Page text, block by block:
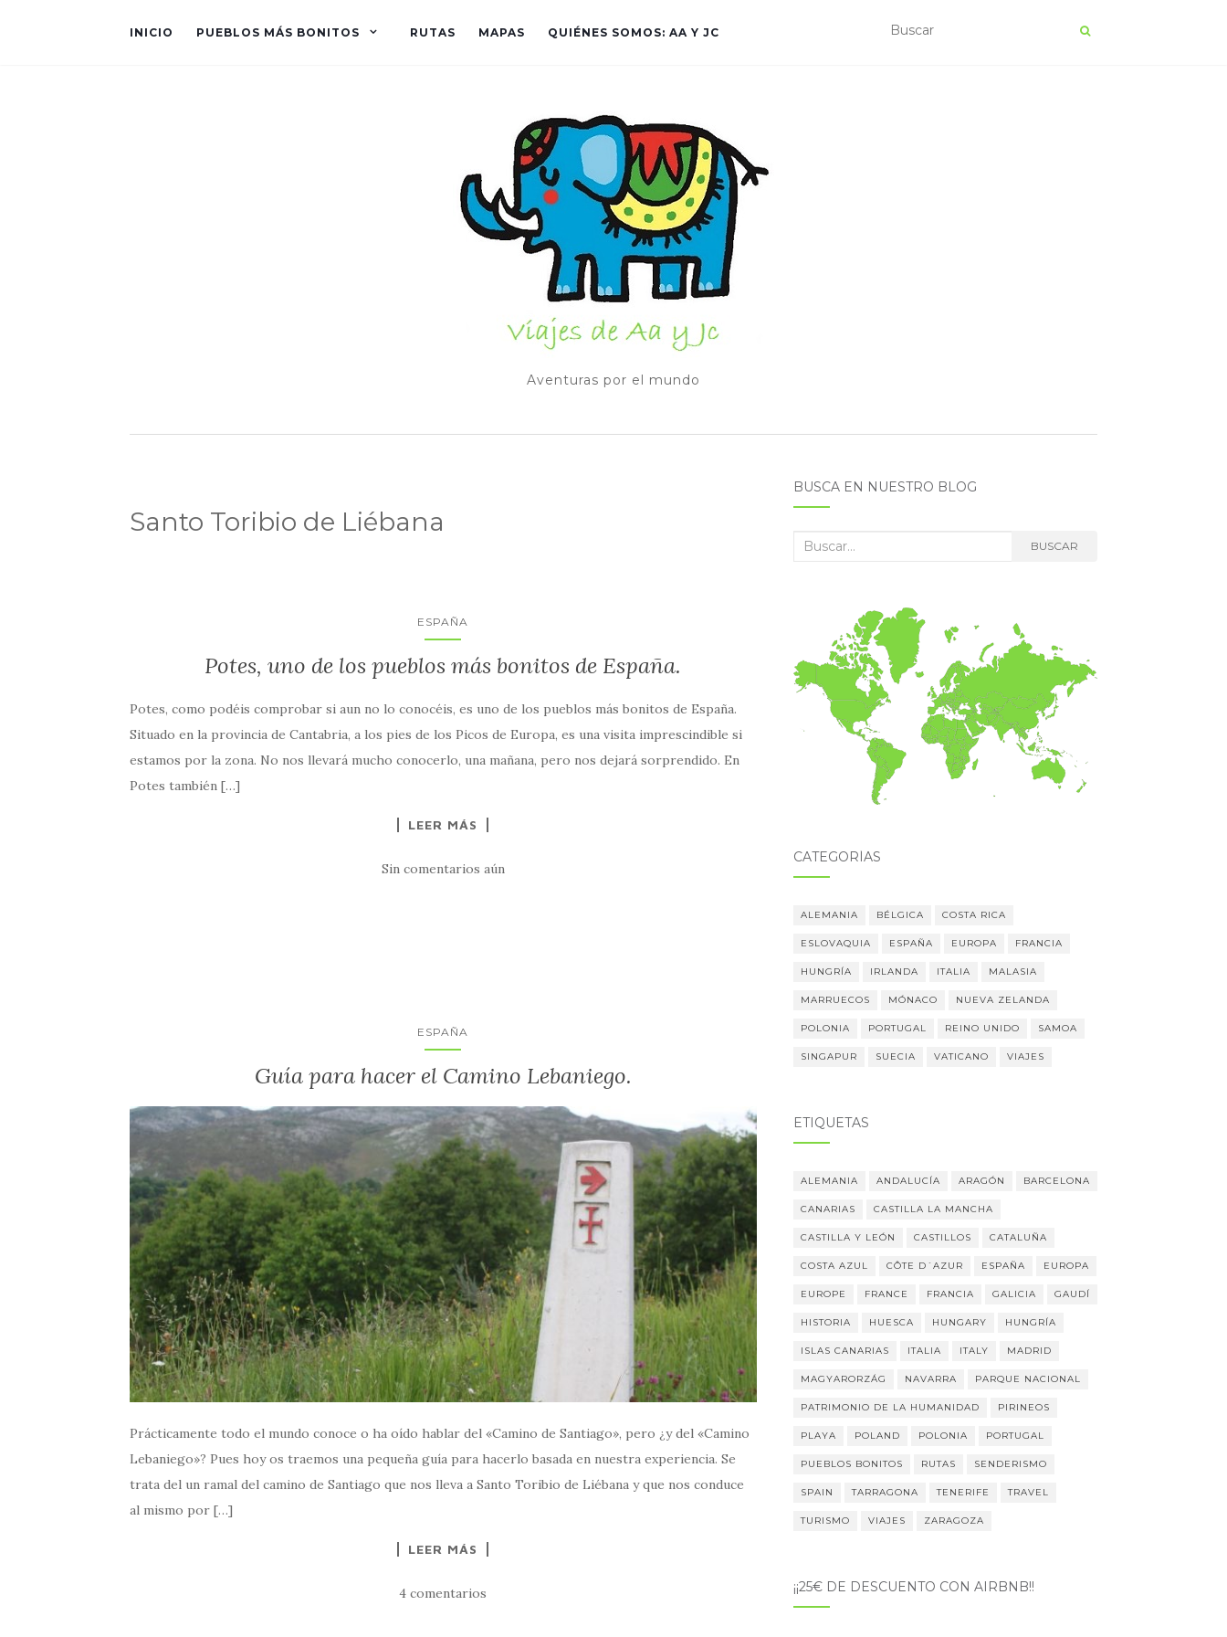
INICIO PUEBLOS MÁS BONITOS RUTAS MAPAS QUIÉNES SOMOS: AA Y JC
Aventuras por el mundo
Santo Toribio de Liébana
ESPAÑA
Potes, uno de los pueblos más bonitos de España.
Potes, como podéis comprobar si aun no lo conocéis, es uno de los pueblos más bonitos de España.
Situado en la provincia de Cantabria, a los pies de los Picos de Europa, es una visita imprescindible si
estamos por la zona. No nos llevará mucho conocerlo, una mañana, pero nos dejará sorprendido. En
Potes también […]
LEER MÁS
Sin comentarios aún
ESPAÑA
Guía para hacer el Camino Lebaniego.
Prácticamente todo el mundo conoce o ha oído hablar del «Camino de Santiago», pero ¿y del «Camino
Lebaniego»? Pues hoy os traemos una pequeña guía para hacerlo basada en nuestra experiencia. Se
trata del un ramal del camino de Santiago que nos lleva a Santo Toribio de Liébana y que nos conduce
al mismo por […]
LEER MÁS
4 comentarios
BUSCA EN NUESTRO BLOG
Buscar: BUSCAR
CATEGORÍAS
ALEMANIA BÉLGICA COSTA RICA
ESLOVAQUIA ESPAÑA EUROPA FRANCIA
HUNGRÍA IRLANDA ITALIA MALASIA
MARRUECOS MÓNACO NUEVA ZELANDA
POLONIA PORTUGAL REINO UNIDO SAMOA
SINGAPUR SUECIA VATICANO VIAJES
ETIQUETAS
ALEMANIA ANDALUCÍA ARAGÓN BARCELONA
CANARIAS CASTILLA LA MANCHA
CASTILLA Y LEÓN CASTILLOS CATALUÑA
COSTA AZUL CÔTE D´AZUR ESPAÑA EUROPA
EUROPE FRANCE FRANCIA GALICIA GAUDÍ
HISTORIA HUESCA HUNGARY HUNGRÍA
ISLAS CANARIAS ITALIA ITALY MADRID
MAGYARORZÁG NAVARRA PARQUE NACIONAL
PATRIMONIO DE LA HUMANIDAD PIRINEOS
PLAYA POLAND POLONIA PORTUGAL
PUEBLOS BONITOS RUTAS SENDERISMO
SPAIN TARRAGONA TENERIFE TRAVEL
TURISMO VIAJES ZARAGOZA
¡¡25€ DE DESCUENTO CON AIRBNB!!